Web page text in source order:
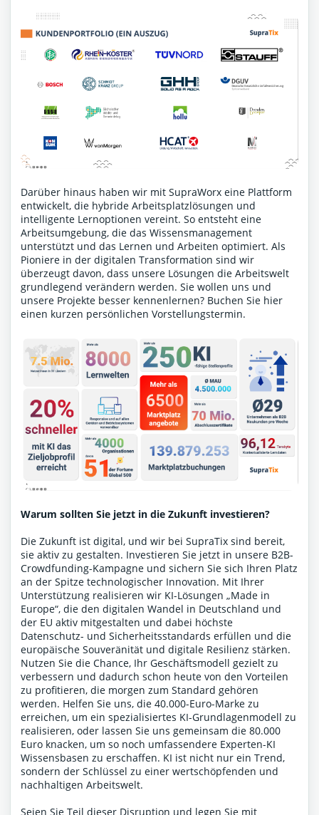
Darüber hinaus haben wir mit SupraWorx eine Plattform
entwickelt, die hybride Arbeitsplatzlösungen und
intelligente Lernoptionen vereint. So entsteht eine
Arbeitsumgebung, die das Wissensmanagement
unterstützt und das Lernen und Arbeiten optimiert. Als
Pioniere in der digitalen Transformation sind wir
überzeugt davon, dass unsere Lösungen die Arbeitswelt
grundlegend verändern werden. Sie wollen uns und
unsere Projekte besser kennenlernen? Buchen Sie hier
einen kurzen persönlichen Vorstellungstermin.
Warum sollten Sie jetzt in die Zukunft investieren?
Die Zukunft ist digital, und wir bei SupraTix sind bereit,
sie aktiv zu gestalten. Investieren Sie jetzt in unsere B2B-
Crowdfunding-Kampagne und sichern Sie sich Ihren Platz
an der Spitze technologischer Innovation. Mit Ihrer
Unterstützung realisieren wir KI-Lösungen „Made in
Europe“, die den digitalen Wandel in Deutschland und
der EU aktiv mitgestalten und dabei höchste
Datenschutz- und Sicherheitsstandards erfüllen und die
europäische Souveränität und digitale Resilienz stärken.
Nutzen Sie die Chance, Ihr Geschäftsmodell gezielt zu
verbessern und dadurch schon heute von den Vorteilen
zu profitieren, die morgen zum Standard gehören
werden. Helfen Sie uns, die 40.000-Euro-Marke zu
erreichen, um ein spezialisiertes KI-Grundlagenmodell zu
realisieren, oder lassen Sie uns gemeinsam die 80.000
Euro knacken, um so noch umfassendere Experten-KI
Wissensbasen zu erschaffen. KI ist nicht nur ein Trend,
sondern der Schlüssel zu einer wertschöpfenden und
nachhaltigen Arbeitswelt.
Seien Sie Teil dieser Disruption und legen Sie mit